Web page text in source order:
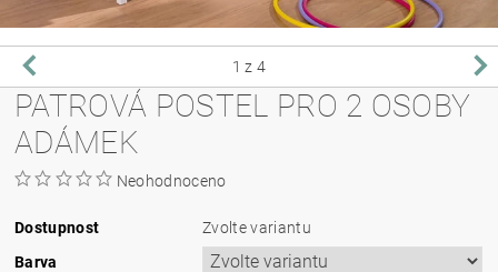
1 z 4
PATROVÁ POSTEL PRO 2 OSOBY
ADÁMEK
Neohodnoceno
Dostupnost
Zvolte variantu
Barva